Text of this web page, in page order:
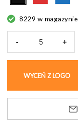
8229 w magazynie
-
MUSHROOM
+
WYCEŃ Z LOGO